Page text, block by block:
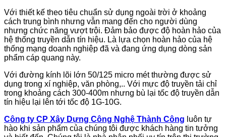
Với thiết kế theo tiêu chuẩn sử dụng ngoài trời ở khoảng
cách trung bình nhưng vẫn mang đến cho người dùng
nhưng chức năng vượt trội. Đảm bảo được độ hoàn hảo của
hệ thống truyền dẫn tín hiệu. Là lựa chọn hoàn hảo của hệ
thống mạng doanh nghiệp đã và đang ứng dụng dòng sản
phẩm cáp quang này.
Với đường kính lõi lớn 50/125 micro mét thường được sử
dụng trong xí nghiệp, văn phòng,.. Với mực độ truyền tải chỉ
trong khoảng cách 300-400m nhưng bù lại tốc độ truyền dẫn
tín hiệu lại lên tới tốc độ 1G-10G.
Công ty CP Xây Dựng Công Nghệ Thành Công luôn tự
hào khi sản phẩm của chúng tôi được khách hàng tin tưởng